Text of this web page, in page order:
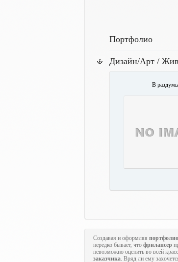
Портфолио
Дизайн/Арт /
В
Создавая и оформляя портфолио
нередко бывает, что фрилансер
невозможно оценить во всей
заказчика. Вряд ли ему